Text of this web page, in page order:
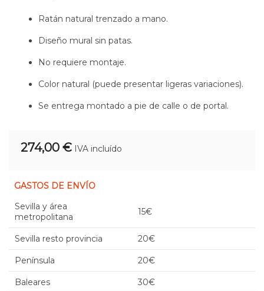
Ratán natural trenzado a mano.
Diseño mural sin patas.
No requiere montaje.
Color natural (puede presentar ligeras variaciones).
Se entrega montado a pie de calle o de portal.
274,00 € IVA incluído
GASTOS DE ENVÍO
Sevilla y área
metropolitana
15€
Sevilla resto provincia 20€
Península 20€
Baleares 30€